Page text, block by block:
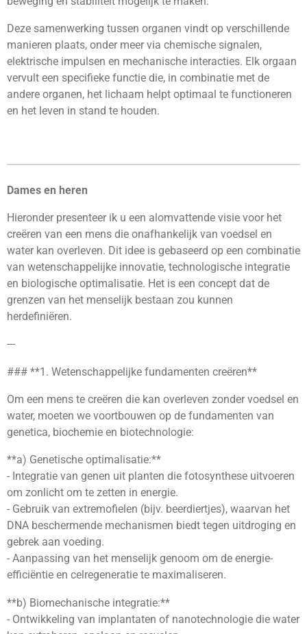
Deze samenwerking tussen organen vindt op verschillende
manieren plaats, onder meer via chemische signalen,
elektrische impulsen en mechanische interacties. Elk orgaan
vervult een specifieke functie die, in combinatie met de
andere organen, het lichaam helpt optimaal te functioneren
en het leven in stand te houden.
Dames en heren
Hieronder presenteer ik u een alomvattende visie voor het
creëren van een mens die onafhankelijk van voedsel en
water kan overleven. Dit idee is gebaseerd op een combinatie
van wetenschappelijke innovatie, technologische integratie
en biologische optimalisatie. Het is een concept dat de
grenzen van het menselijk bestaan ​​zou kunnen
herdefiniëren.
---
### **1. Wetenschappelijke fundamenten creëren**
Om een ​​mens te creëren die kan overleven zonder voedsel en
water, moeten we voortbouwen op de fundamenten van
genetica, biochemie en biotechnologie:
**a) Genetische optimalisatie:**
- Integratie van genen uit planten die fotosynthese uitvoeren
om zonlicht om te zetten in energie.
- Gebruik van extremofielen (bijv. beerdiertjes), waarvan het
DNA beschermende mechanismen biedt tegen uitdroging en
gebrek aan voeding.
- Aanpassing van het menselijk genoom om de energie-
efficiëntie en celregeneratie te maximaliseren.
**b) Biomechanische integratie:**
- Ontwikkeling van implantaten of nanotechnologie die water